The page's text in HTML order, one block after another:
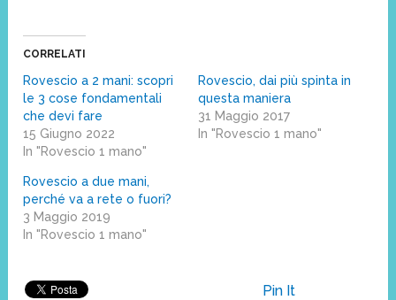
CORRELATI
Rovescio a 2 mani: scopri
le 3 cose fondamentali
che devi fare
15 Giugno 2022
In "Rovescio 1 mano"
Rovescio, dai più spinta in
questa maniera
31 Maggio 2017
In "Rovescio 1 mano"
Rovescio a due mani,
perché va a rete o fuori?
3 Maggio 2019
In "Rovescio 1 mano"
Pin It